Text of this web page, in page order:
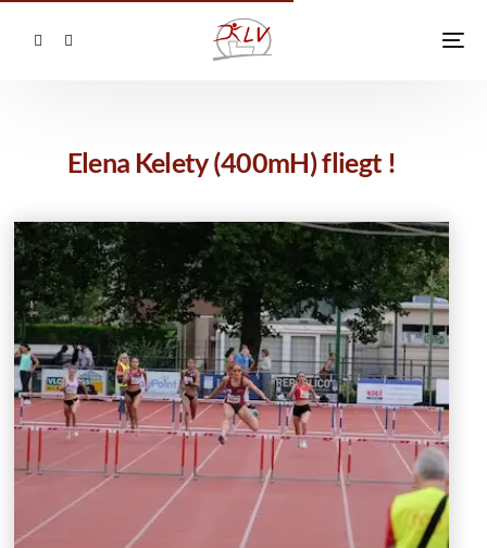
Elena Kelety (400mH) fliegt !